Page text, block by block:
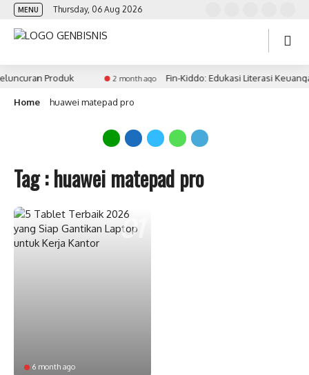
MENU Thursday, 06 Aug 2026
Produk 2 month ago Fin-Kiddo: Edukasi Literasi
Home huawei matepad pro
Tag : huawei matepad pro
6 month ago